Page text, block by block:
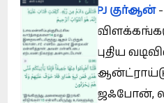
PJ குர்ஆன்-
புதிய
ஜஃபோன்,